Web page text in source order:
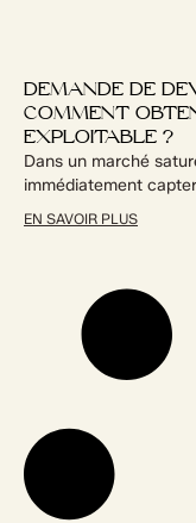
DEMANDE DE
COMMENT
EXPLOITABLE ?
Dans un marché
immédiatement
EN SAVOIR PLUS